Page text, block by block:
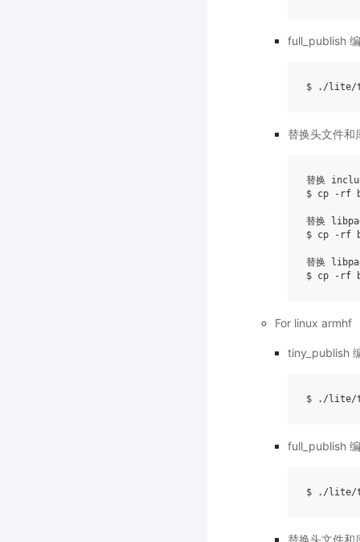
full_publish
$ ./lite/
替换头文件和
替换
$ cp -rf
替换
$ cp -rf
替换
For linux armhf
tiny_publish
$ ./lite/
full_publish
$ ./lite/
替换头文件和